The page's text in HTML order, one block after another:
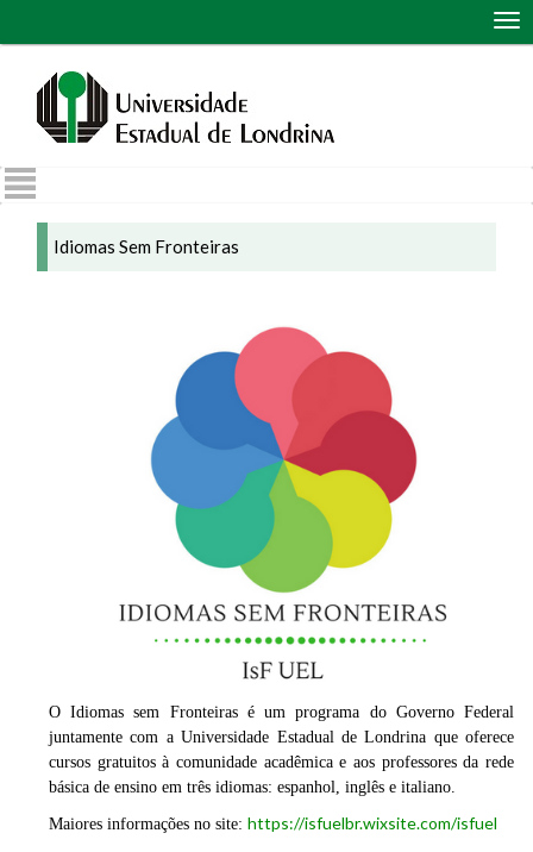
Idiomas Sem Fronteiras
O Idiomas sem Fronteiras é um programa do Governo Federal
juntamente com a Universidade Estadual de Londrina que oferece
cursos gratuitos à comunidade acadêmica e aos professores da rede
básica de ensino em três idiomas: espanhol, inglês e italiano.
Maiores informações no site: https://isfuelbr.wixsite.com/isfuel